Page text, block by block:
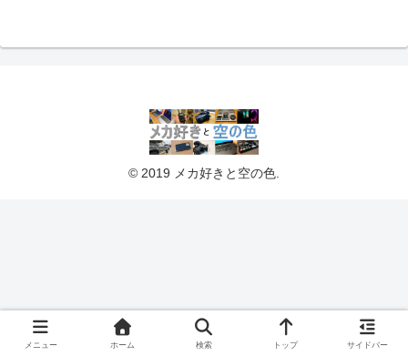
© 2019 メカ好きと空の色.
メニュー ホーム 検索 トップ サイドバー